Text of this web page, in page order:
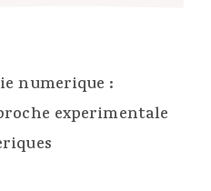
numerique :
experimentale